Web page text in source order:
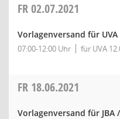
FR02.07.2021
Vorlagenversand für UVA
07:00-12:00 Uhr für UVA
FR 18.06.2021
Vorlagenversand für JBA